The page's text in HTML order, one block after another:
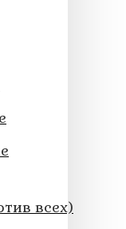
всех)